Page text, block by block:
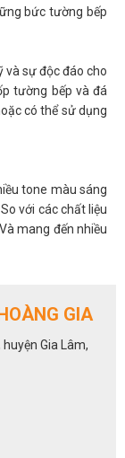
bức tường bếp
và sự độc đáo cho
tường bếp và đá
có thể sử dụng
tone màu sáng
với các chất liệu
mang đến nhiều
sẽ.
mã, màu sắc lại
thể dùng cho vị trí
GIA
Gia Lâm,